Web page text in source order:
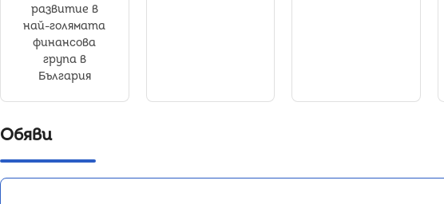
развитие в
най-голямата
финансова
група в
България
Обяви